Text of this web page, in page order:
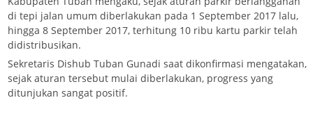
di tepi jalan umum diberlakukan pada 1 September 2017 lalu,
hingga 8 September 2017, terhitung 10 ribu kartu parkir telah
didistribusikan.
Sekretaris Dishub Tuban Gunadi saat dikonfirmasi mengatakan,
sejak aturan tersebut mulai diberlakukan, progress yang
ditunjukan sangat positif.